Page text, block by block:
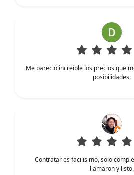
Me pareció increíble los precios que
posibilidades.
Contratar es facilisimo, solo
llamaron y listo.